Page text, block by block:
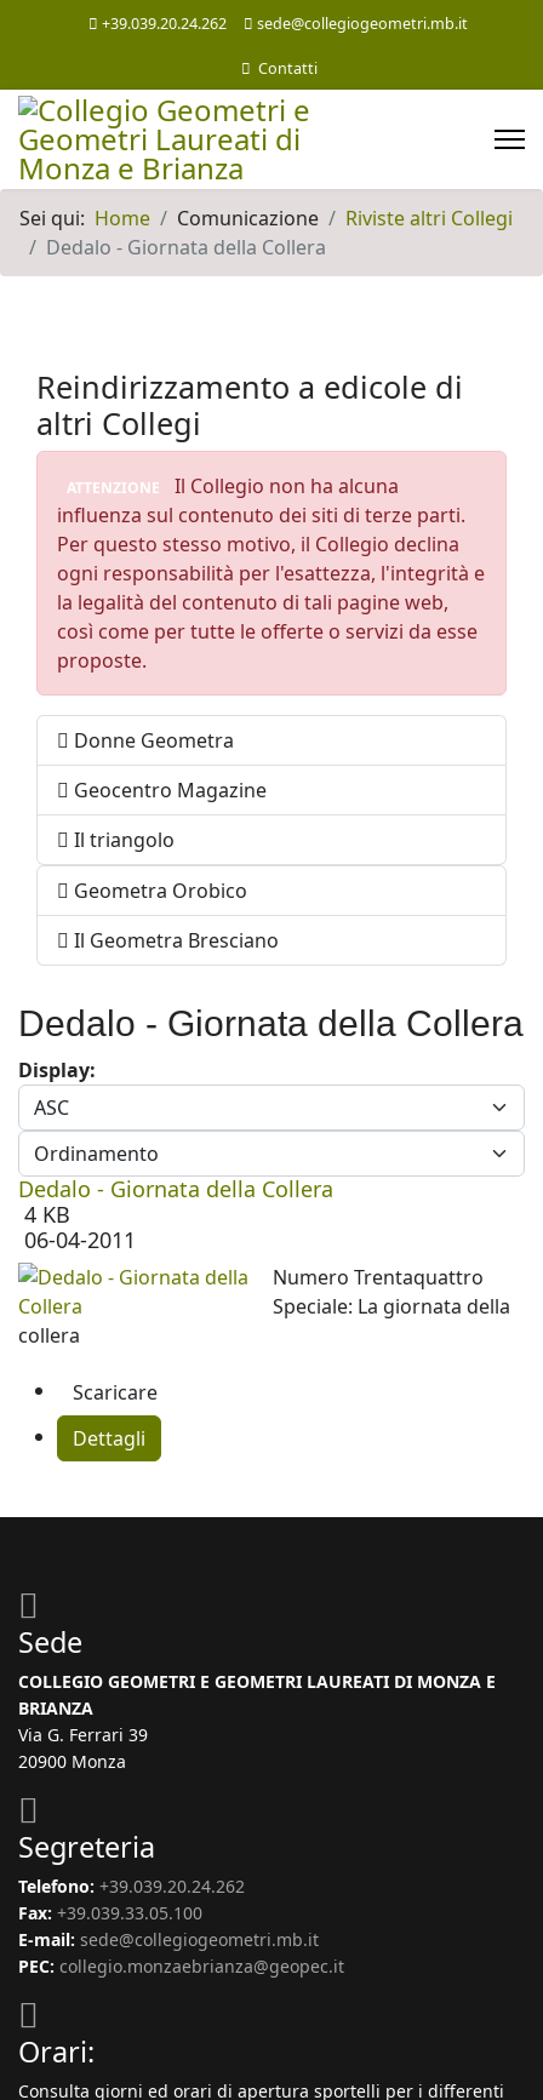
+39.039.20.24.262 sede@collegiogeometri.mb.it
Contatti
Sei qui: Home Comunicazione
Riviste altri Collegi
Dedalo - Giornata della Collera
Reindirizzamento a edicole di
altri Collegi
ATTENZIONE
Il Collegio non ha alcuna
influenza sul contenuto dei siti di terze parti.
Per questo stesso motivo, il Collegio declina
ogni responsabilità per l'esattezza, l'integrità e
la legalità del contenuto di tali pagine web,
così come per tutte le offerte o servizi da esse
proposte.
Donne Geometra
Geocentro Magazine
Il triangolo
Geometra Orobico
Il Geometra Bresciano
Dedalo - Giornata della Collera
Display:
Dedalo - Giornata della Collera
4 KB
06-04-2011
Numero Trentaquattro
Speciale: La giornata della
collera
Scaricare
Dettagli
Sede
COLLEGIO GEOMETRI E GEOMETRI LAUREATI DI MONZA E
BRIANZA
Via G. Ferrari 39
20900 Monza
Segreteria
Telefono: +39.039.20.24.262
Fax: +39.039.33.05.100
E-mail: sede@collegiogeometri.mb.it
PEC: collegio.monzaebrianza@geopec.it
Orari:
Consulta giorni ed orari di apertura sportelli per i differenti